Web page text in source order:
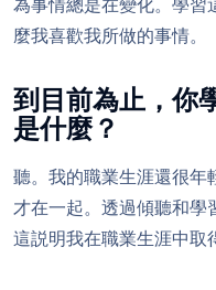
為事情總是在變化。學習
麼我喜歡我所做的事情。
到目前為止，你
是什麼？
聽。我的職業生涯還很年
才在一起。透過傾聽和學
這説明我在職業生涯中取